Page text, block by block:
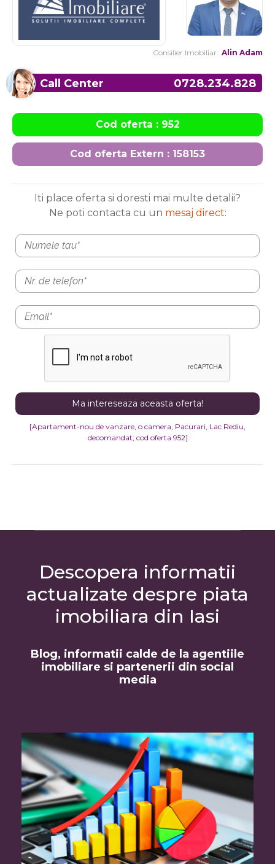
Consilier Imobiliar: Alin Adam
Call Center 0728.234.828
Cod oferta : 952
Cod oferta Extern : 158153
Iti place oferta si doresti mai multe detalii?
Ne poti contacta cu un mesaj direct:
[Apartament-nou de vanzare, o camera, Pacurari, Lac Rediu,
decomandat; cod oferta 952]
Descopera informatii
actualizate despre piata
imobiliara din Iasi
Blog, informatii calde de la agentiile
imobiliare si partenerii din social
media